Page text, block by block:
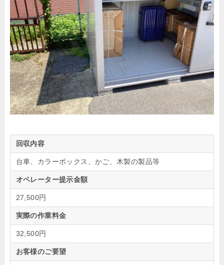
回収内容
台車、カラーボックス、かご、木製の製品等
オペレーター提示金額
27,500円
実際の作業料金
32,500円
お客様のご要望